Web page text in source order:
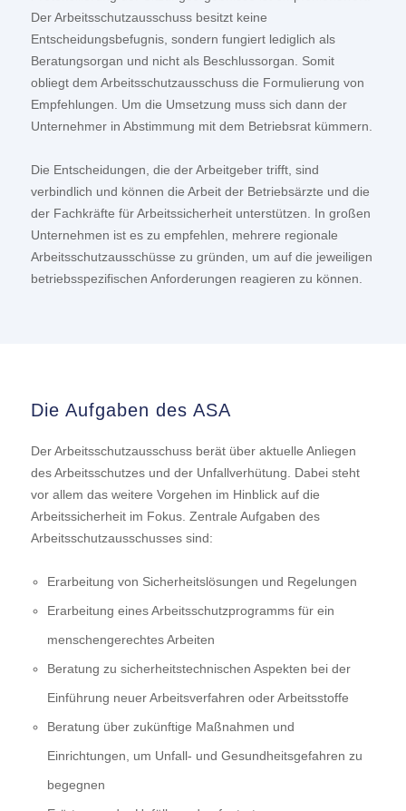
Der Arbeitsschutzausschuss besitzt keine
Entscheidungsbefugnis, sondern fungiert lediglich als
Beratungsorgan und nicht als Beschlussorgan. Somit
obliegt dem Arbeitsschutzausschuss die Formulierung von
Empfehlungen. Um die Umsetzung muss sich dann der
Unternehmer in Abstimmung mit dem Betriebsrat kümmern.
Die Entscheidungen, die der Arbeitgeber trifft, sind
verbindlich und können die Arbeit der Betriebsärzte und die
der Fachkräfte für Arbeitssicherheit unterstützen. In großen
Unternehmen ist es zu empfehlen, mehrere regionale
Arbeitsschutzausschüsse zu gründen, um auf die jeweiligen
betriebsspezifischen Anforderungen reagieren zu können.
Die Aufgaben des ASA
Der Arbeitsschutzausschuss berät über aktuelle Anliegen
des Arbeitsschutzes und der Unfallverhütung. Dabei steht
vor allem das weitere Vorgehen im Hinblick auf die
Arbeitssicherheit im Fokus. Zentrale Aufgaben des
Arbeitsschutzausschusses sind:
Erarbeitung von Sicherheitslösungen und Regelungen
Erarbeitung eines Arbeitsschutzprogramms für ein
menschengerechtes Arbeiten
Beratung zu sicherheitstechnischen Aspekten bei der
Einführung neuer Arbeitsverfahren oder Arbeitsstoffe
Beratung über zukünftige Maßnahmen und
Einrichtungen, um Unfall- und Gesundheitsgefahren zu
begegnen